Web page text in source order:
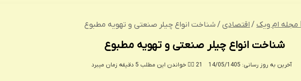
مجله ام ویک /اقتصادی / شناخت انواع چیلر صنعتی و تهویه مطبوع
شناخت انواع چیلر صنعتی و تهویه مطبوع
آخرین به روز رسانی: 14/05/1405 21 خواندن این مطلب 5 دقیقه زمان میبرد